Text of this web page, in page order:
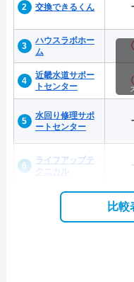
交換できるくん
ハウスラボホー
ム
近畿水道サポー
トセンター
水回り修理サポ
ートセンター
ライフアップテ
クニカル
比較